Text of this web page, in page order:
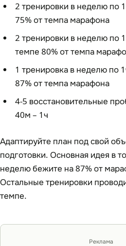
2 тренировки в неделю по
75% от темпа марафона
2 тренировки в неделю по
темпе 80% от темпа
1 тренировка в неделю по
87% от темпа марафона
4-5 восстановительные
40м – 1ч
Адаптируйте план под свой
подготовки. Основная идея в
неделю бежите на 87% от
Остальные тренировки
темпе.
Реклама